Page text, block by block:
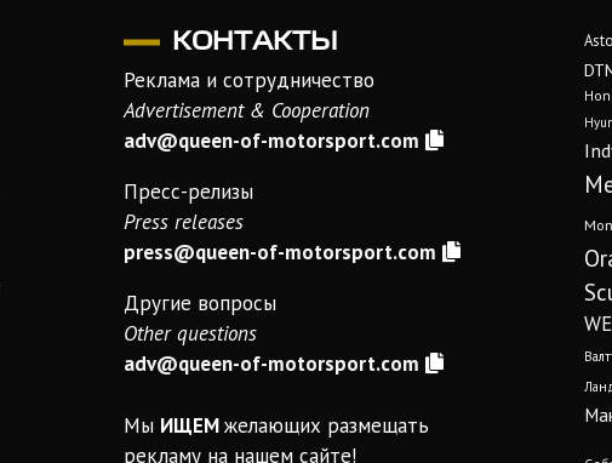
КОНТАКТЫ
Реклама и сотрудничество
Advertisement & Cooperation
adv@queen-of-motorsport.com
Пресс-релизы
Press releases
press@queen-of-motorsport.com
Другие вопросы
Other questions
adv@queen-of-motorsport.com
Мы ИЩЕМжелающих размещать
рекламу на нашем сайте!